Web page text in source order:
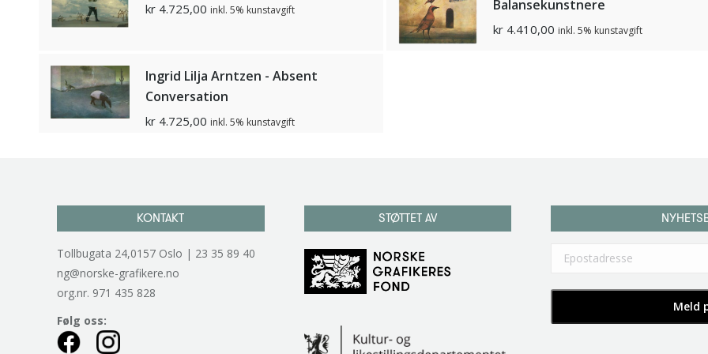
kr 4.725,00 inkl. 5% kunstavgift Balansekunstnere
kr4.410,00 inkl. 5% kunstavgift
Ingrid Lilja Arntzen - Absent
Conversation
kr 4.725,00 inkl. 5% kunstavgift
KONTAKT
Tollbugata 24,0157 Oslo | 23 35 89 40
ng@norske-grafikere.no
org.nr. 971 435 828
Følg oss:
STØTTET AV